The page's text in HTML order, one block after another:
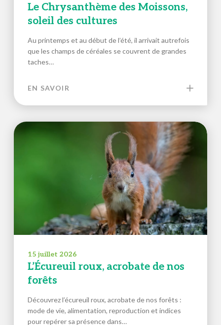
Le Chrysanthème des Moissons,
soleil des cultures
Au printemps et au début de l’été, il arrivait autrefois
que les champs de céréales se couvrent de grandes
taches…
EN SAVOIR
15 juillet 2026
L’Écureuil roux, acrobate de nos
forêts
Découvrez l’écureuil roux, acrobate de nos forêts :
mode de vie, alimentation, reproduction et indices
pour repérer sa présence dans…